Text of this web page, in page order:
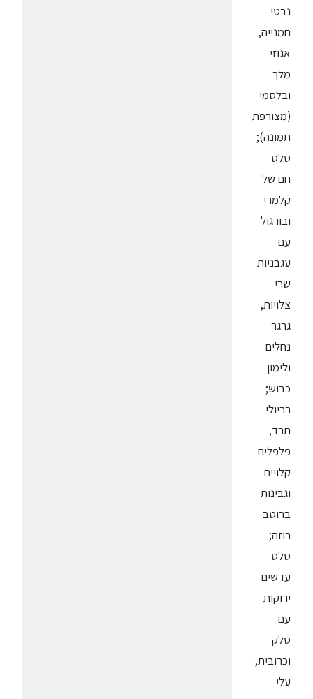
נבטי
חמנייה,
אגוזי
מלך
ובלסמי
(מצורפת
תמונה);
סלט
חם של
קלמרי
ובורגול
עם
עגבניות
שרי
צלויות,
גרגר
נחלים
ולימון
כבוש;
רביולי
תרד,
פלפלים
קלויים
וגבינות
ברוטב
רוזה;
סלט
עדשים
ירוקות
עם
סלק
וכרובית,
עלי